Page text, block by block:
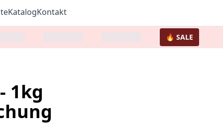
KatalogKontakt
🔥 SALE
1kg